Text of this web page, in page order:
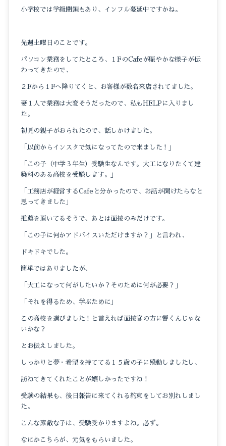
小学校では学級閉鎖もあり、インフル蔓延中ですかね。
先週土曜日のことです。
パソコン業務をしてたところ、１FのCafeが賑やかな様子が伝
わってきたので、
２Fから１Fへ降りてくと、お客様が数名来店されてました。
妻１人で業務は大変そうだったので、私もHELPに入りまし
た。
初見の親子がおられたので、話しかけました。
「以前からインスタで気になってたので来ました！」
「この子（中学３年生）受験生なんです。大工になりたくて建
築科のある高校を受験します。」
「工務店が経営するCafeと分かったので、お話が聞けたらなと
思ってきました」
推薦を頂いてるそうで、あとは面接のみだけです。
「この子に何かアドバイスいただけますか？」と言われ、
ドキドキでした。
簡単ではありましたが、
「大工になって何がしたいか？そのために何が必要？」
「それを得るため、学ぶために」
この高校を選びました！と言えれば面接官の方に響くんじゃな
いかな？
とお伝えしました。
しっかりと夢・希望を持ててる１５歳の子に感動しましたし、
訪ねてきてくれたことが嬉しかったですね！
受験の結果も、後日報告に来てくれる約束をしてお別れしまし
た。
こんな素敵な子は、受験受かりますよね。必ず。
なにかこちらが、元気をもらいました。